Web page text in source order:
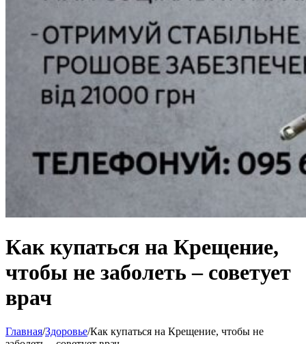
Как купаться на Крещение,
чтобы не заболеть – советует
врач
Главная/Здоровье/Как купаться на Крещение, чтобы не